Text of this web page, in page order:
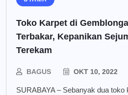
Toko Karpet di
Terbakar, Kepanikan
Terekam
BAGUS OKT 10, 2022
SURABAYA – Sebanyak dua toko